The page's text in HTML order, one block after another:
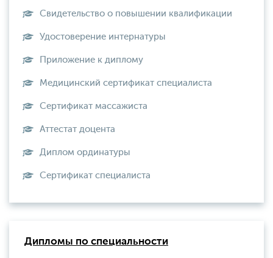
Свидетельство о повышении квалификации
Удостоверение интернатуры
Приложение к диплому
Медицинский сертификат специалиста
Сертификат массажиста
Аттестат доцента
Диплом ординатуры
Сертификат специалиста
Дипломы по специальности